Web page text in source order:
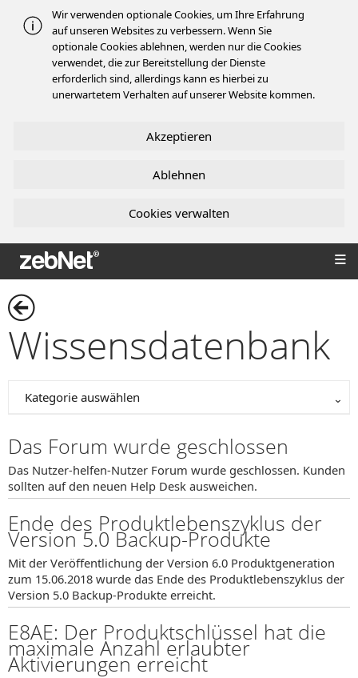
Wir verwenden optionale Cookies, um Ihre Erfahrung
auf unseren Websites zu verbessern. Wenn Sie
optionale Cookies ablehnen, werden nur die Cookies
verwendet, die zur Bereitstellung der Dienste
erforderlich sind, allerdings kann es hierbei zu
unerwartetem Verhalten auf unserer Website kommen.
Akzeptieren
Ablehnen
Cookies verwalten
zebNet®
Wissensdatenbank
Kategorie auswählen
Das Forum wurde geschlossen
Das Nutzer-helfen-Nutzer Forum wurde geschlossen. Kunden
sollten auf den neuen Help Desk ausweichen.
Ende des Produktlebenszyklus der
Version 5.0 Backup-Produkte
Mit der Veröffentlichung der Version 6.0 Produktgeneration
zum 15.06.2018 wurde das Ende des Produktlebenszyklus der
Version 5.0 Backup-Produkte erreicht.
E8AE: Der Produktschlüssel hat die
maximale Anzahl erlaubter
Aktivierungen erreicht